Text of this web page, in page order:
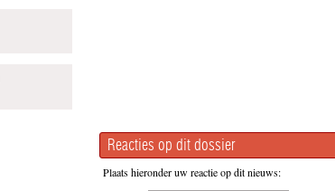
Reacties op dit dossier
Plaats hieronder uw reactie op dit nieuws: